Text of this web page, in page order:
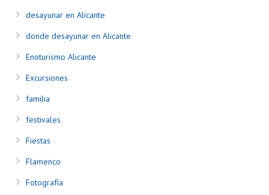
desayunar en Alicante
donde desayunar en Alicante
Enoturismo Alicante
Excursiones
familia
festivales
Fiestas
Flamenco
Fotografía